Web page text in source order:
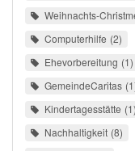
Weihnachts-
Computerhilfe 2
Ehevorbereitung 1
GemeindeCaritas 1
Kindertagesstätte 1
Nachhaltigkeit 8